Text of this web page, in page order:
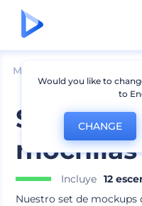
Mockups
Set de
Incluye 12
Nuestro set de mockups
Would you like to
to
CHANGE